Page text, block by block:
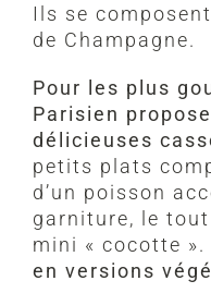
Ils se
de Champagne.
Pour les plus
Parisien
délicieuses
petits plats
d’un poisson
garniture, le
mini « cocotte ».
en versions